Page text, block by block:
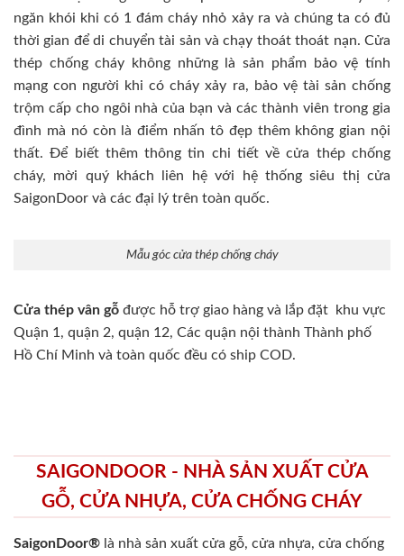
ngăn khói khi có 1 đám cháy nhỏ xảy ra và chúng ta có đủ
thời gian để di chuyển tài sản và chạy thoát thoát nạn. Cửa
thép chống cháy không những là sản phẩm bảo vệ tính
mạng con người khi có cháy xảy ra, bảo vệ tài sản chống
trộm cấp cho ngôi nhà của bạn và các thành viên trong gia
đình mà nó còn là điểm nhấn tô đẹp thêm không gian nội
thất. Để biết thêm thông tin chi tiết về cửa thép chống
cháy, mời quý khách liên hệ với hệ thống siêu thị cửa
SaigonDoor và các đại lý trên toàn quốc.
Mẫu góc cửa thép chống cháy
Cửa thép vân gỗ được hỗ trợ giao hàng và lắp đặt khu vực
Quận 1, quận 2, quận 12, Các quận nội thành Thành phố
Hồ Chí Minh và toàn quốc đều có ship COD.
SAIGONDOOR - NHÀ SẢN XUẤT CỬA
GỖ, CỬA NHỰA, CỬA CHỐNG CHÁY
SaigonDoor® là nhà sản xuất cửa gỗ, cửa nhựa, cửa chống